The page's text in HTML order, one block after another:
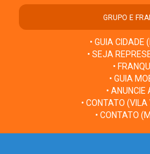
GRUPO E
• GUIA CIDADE
• SEJA
•
• GUIA
• ANUNCIE
• CONTATO
• CONTATO